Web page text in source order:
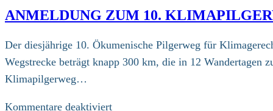
Fußball-
ANMELDUNG ZUM 10.
Der diesjährige 10. Ökumenische Pilgerweg für
Wegstrecke beträgt knapp 300 km, die in 12 Wandertagen
Klimapilgerweg…
Kommentare deaktiviertfür